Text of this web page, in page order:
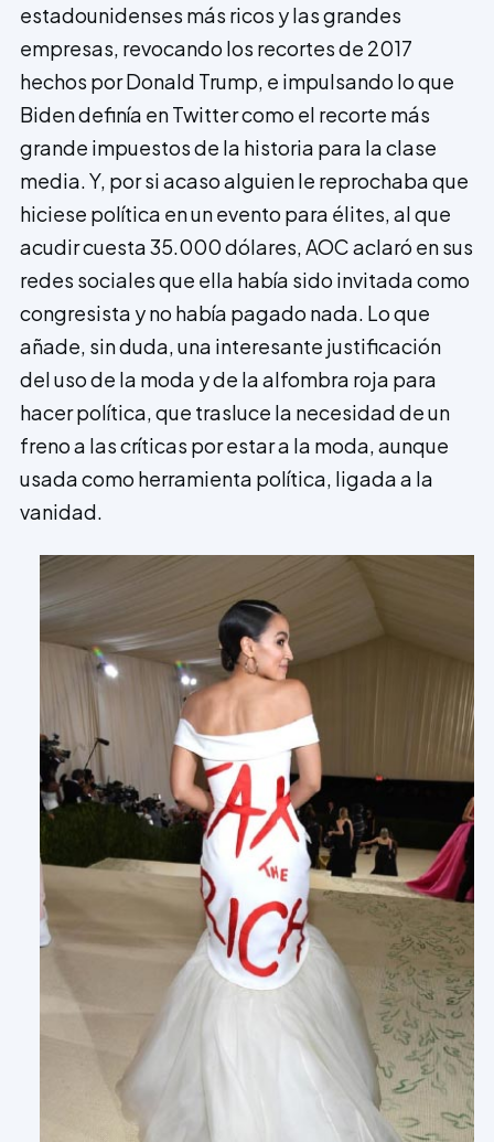
estadounidenses más ricos y las grandes
empresas, revocando los recortes de 2017
hechos por Donald Trump, e impulsando lo que
Biden definía en Twitter como el recorte más
grande impuestos de la historia para la clase
media. Y, por si acaso alguien le reprochaba que
hiciese política en un evento para élites, al que
acudir cuesta 35.000 dólares, AOC aclaró en sus
redes sociales que ella había sido invitada como
congresista y no había pagado nada. Lo que
añade, sin duda, una interesante justificación
del uso de la moda y de la alfombra roja para
hacer política, que trasluce la necesidad de un
freno a las críticas por estar a la moda, aunque
usada como herramienta política, ligada a la
vanidad.